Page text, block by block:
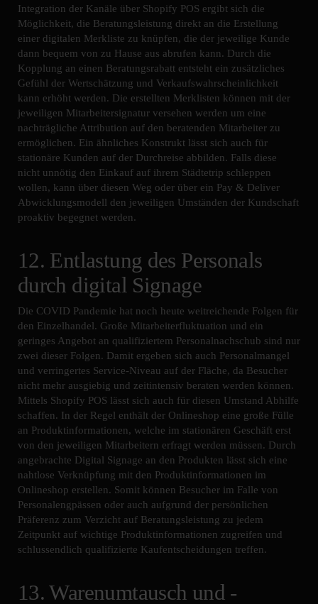
Integration der Kanäle über Shopify POS ergibt sich die
Möglichkeit, die Beratungsleistung direkt an die Erstellung
einer digitalen Merkliste zu knüpfen, die der jeweilige Kunde
dann bequem von zu Hause aus abrufen kann. Durch die
Kopplung an einen Beratungsrabatt entsteht ein zusätzliches
Gefühl der Wertschätzung und Verkaufswahrscheinlichkeit
kann erhöht werden. Die erstellten Merklisten können mit der
jeweiligen Mitarbeitersignatur versehen werden um eine
nachträgliche Attribution auf den beratenden Mitarbeiter zu
ermöglichen. Ein ähnliches Konstrukt lässt sich auch für
stationäre Kunden auf der Durchreise abbilden. Falls diese
nicht unnötig den Einkauf auf ihrem Städtetrip schleppen
wollen, kann über diesen Weg oder über ein Pay & Deliver
Abwicklungsmodell den jeweiligen Umständen der Kundschaft
proaktiv begegnet werden.
12. Entlastung des Personals
durch digital Signage
Die COVID Pandemie hat noch heute weitreichende Folgen für
den Einzelhandel. Große Mitarbeiterfluktuation und ein
geringes Angebot an qualifiziertem Personalnachschub sind nur
zwei dieser Folgen. Damit ergeben sich auch Personalmangel
und verringertes Service-Niveau auf der Fläche, da Besucher
nicht mehr ausgiebig und zeitintensiv beraten werden können.
Mittels Shopify POS lässt sich auch für diesen Umstand Abhilfe
schaffen. In der Regel enthält der Onlineshop eine große Fülle
an Produktinformationen, welche im stationären Geschäft erst
von den jeweiligen Mitarbeitern erfragt werden müssen. Durch
angebrachte Digital Signage an den Produkten lässt sich eine
nahtlose Verknüpfung mit den Produktinformationen im
Onlineshop erstellen. Somit können Besucher im Falle von
Personalengpässen oder auch aufgrund der persönlichen
Präferenz zum Verzicht auf Beratungsleistung zu jedem
Zeitpunkt auf wichtige Produktinformationen zugreifen und
schlussendlich qualifizierte Kaufentscheidungen treffen.
13. Warenumtausch und -